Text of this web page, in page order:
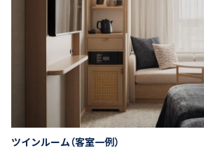
ツインルーム（客室一例）